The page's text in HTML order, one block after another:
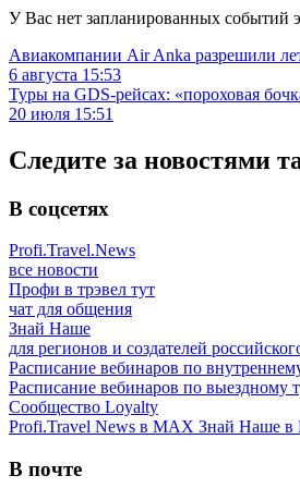
У Вас нет запланированных событий
Авиакомпании Air Anka разрешили
6 августа 15:53
Туры на GDS-рейсах: «пороховая
20 июля 15:51
Следите за новостями
В соцсетях
Profi.Travel.News
все новости
Профи в трэвел тут
чат для общения
Знай Наше
для регионов и создателей
Расписание вебинаров по
Расписание вебинаров по выездному
Сообщество Loyalty
Profi.Travel News в MAX Знай Наше в
В почте